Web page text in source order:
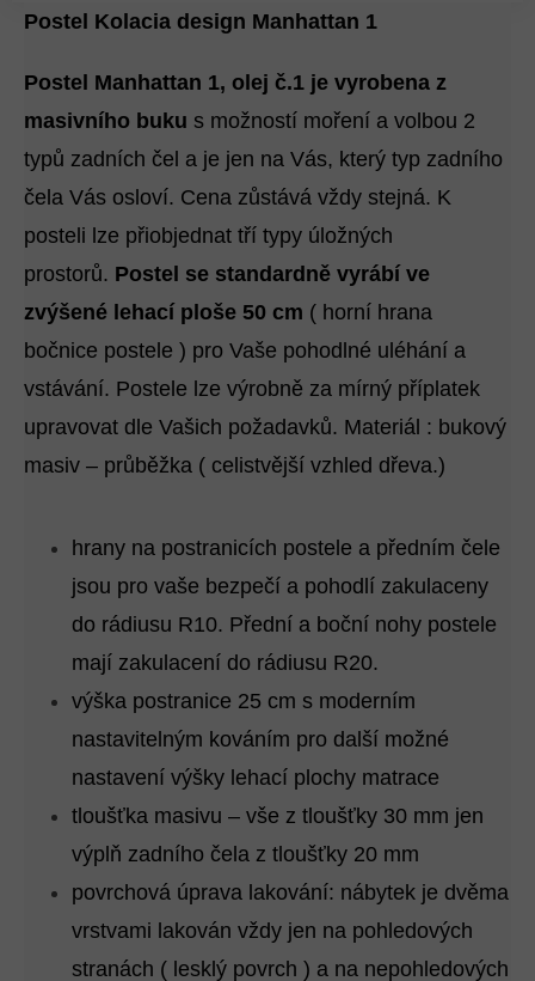
Postel Kolacia design Manhattan 1
Postel Manhattan 1, olej č.1 je vyrobena z
masivního buku s možností moření a volbou 2
typů zadních čel a je jen na Vás, který typ zadního
čela Vás osloví. Cena zůstává vždy stejná. K
posteli lze přiobjednat tří typy úložných
prostorů. Postel se standardně vyrábí ve
zvýšené lehací ploše 50 cm ( horní hrana
bočnice postele ) pro Vaše pohodlné uléhání a
vstávání. Postele lze výrobně za mírný příplatek
upravovat dle Vašich požadavků. Materiál : bukový
masiv – průběžka ( celistvější vzhled dřeva.)
hrany na postranicích postele a předním čele
jsou pro vaše bezpečí a pohodlí zakulaceny
do rádiusu R10. Přední a boční nohy postele
mají zakulacení do rádiusu R20.
výška postranice 25 cm s moderním
nastavitelným kováním pro další možné
nastavení výšky lehací plochy matrace
tloušťka masivu – vše z tloušťky 30 mm jen
výplň zadního čela z tloušťky 20 mm
povrchová úprava lakování: nábytek je dvěma
vrstvami lakován vždy jen na pohledových
stranách ( lesklý povrch ) a na nepohledových